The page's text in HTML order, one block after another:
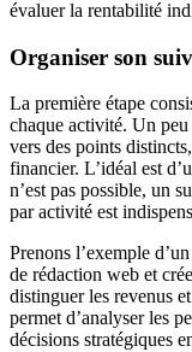
évaluer la rentabilité
Organiser son
La première étape
chaque activité. Un peu
vers des points
financier. L’idéal est
n’est pas possible, un
par activité est
Prenons l’exemple
de rédaction web et
distinguer les revenus
permet d’analyser les
décisions stratégiques